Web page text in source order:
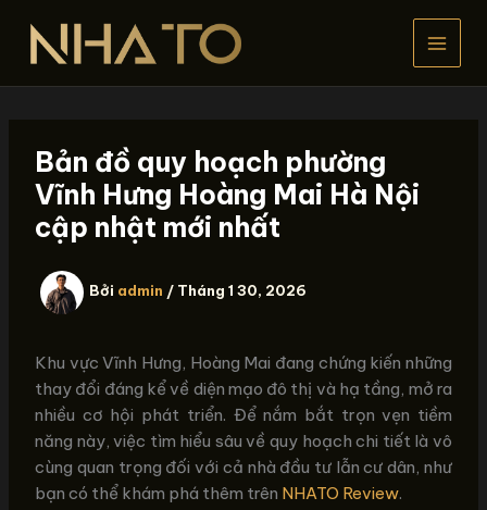
dung
Bản đồ quy hoạch phường
Vĩnh Hưng Hoàng Mai Hà Nội
cập nhật mới nhất
Bởi admin / Tháng 1 30, 2026
Khu vực Vĩnh Hưng, Hoàng Mai đang chứng kiến những
thay đổi đáng kể về diện mạo đô thị và hạ tầng, mở ra
nhiều cơ hội phát triển. Để nắm bắt trọn vẹn tiềm
năng này, việc tìm hiểu sâu về quy hoạch chi tiết là vô
cùng quan trọng đối với cả nhà đầu tư lẫn cư dân, như
bạn có thể khám phá thêm trên NHATO Review.